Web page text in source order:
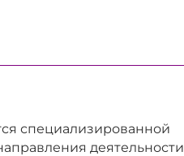
специализированной
деятельности